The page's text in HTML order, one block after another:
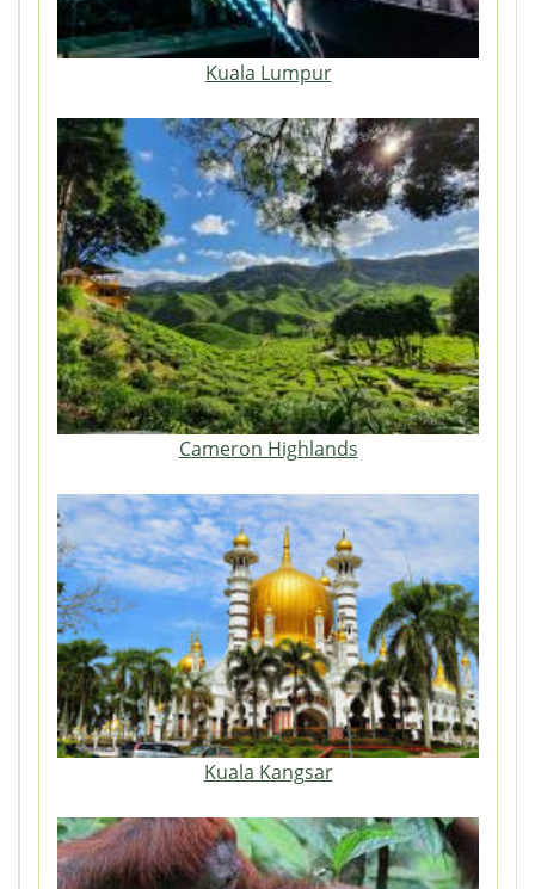
Kuala Lumpur
Cameron Highlands
Kuala Kangsar